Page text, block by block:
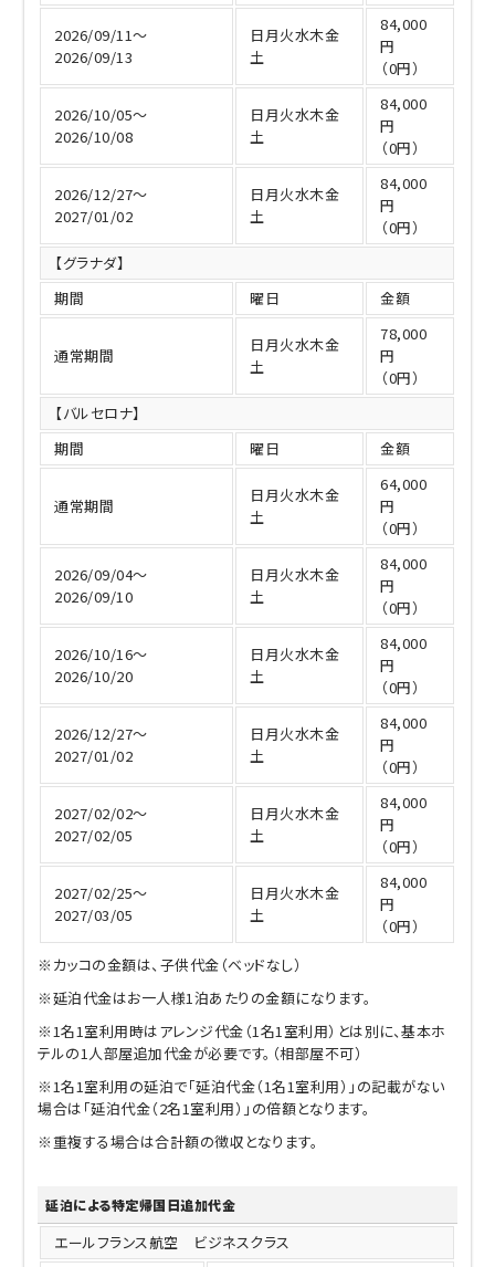
2026/09/11～
2026/09/13
日月火水木金
土
84,000
円
（0円）
2026/10/05～
2026/10/08
日月火水木金
土
84,000
円
（0円）
2026/12/27～
2027/01/02
日月火水木金
土
84,000
円
（0円）
【グラナダ】
期間
曜日 金額
通常期間
日月火水木金
土
78,000
円
（0円）
【バルセロナ】
期間
曜日 金額
通常期間
日月火水木金
土
64,000
円
（0円）
2026/09/04～
2026/09/10
日月火水木金
土
84,000
円
（0円）
2026/10/16～
2026/10/20
日月火水木金
土
84,000
円
（0円）
2026/12/27～
2027/01/02
日月火水木金
土
84,000
円
（0円）
2027/02/02～
2027/02/05
日月火水木金
土
84,000
円
（0円）
2027/02/25～
2027/03/05
日月火水木金
土
84,000
円
（0円）
※カッコの金額は、子供代金（ベッドなし）
※延泊代金はお一人様1泊あたりの金額になります。
※1名1室利用時はアレンジ代金（1名1室利用）とは別に、基本ホ
テルの1人部屋追加代金が必要です。（相部屋不可）
※1名1室利用の延泊で「延泊代金（1名1室利用）」の記載がない
場合は「延泊代金（2名1室利用）」の倍額となります。
※重複する場合は合計額の徴収となります。
延泊による特定帰国日追加代金
エールフランス航空 ビジネスクラス